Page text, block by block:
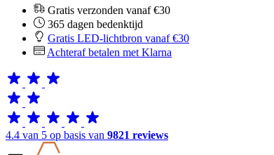
Gratis verzonden vanaf €30
365 dagen bedenktijd
Gratis LED-lichtbron vanaf €30
Achteraf betalen met Klarna
4.4 van 5 op basis van 9821 reviews